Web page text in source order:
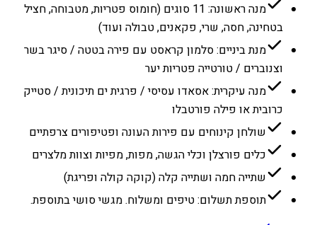
מנה ראשונה: 11 סוגים (חומוס פטריות, מטבוחה, חציל
בטחינה, חסה, שרי, פקאנים, טבולה ועוד)
מנת ביניים: סלמון קראסט עם פירה בטטה / סיגר בשר
וצנוברים / טורטייה פטריות יער
מנה עיקרית: אסאדו עסיסי / פרגית ים תיכונית / סטייק
כרובית או פילה פורטבלו
שולחן קינוחים עם פירות העונה ופטיפורים צרפתיים
כלים פורצלן וכלי הגשה, מפות, מפיות וצוות מלצרים
שתייה חמה ושתייה קלה (קוקה קולה ופריגת)
תוספת תשלום: טיפים ומשלוח. מגשי סושי בתוספת.